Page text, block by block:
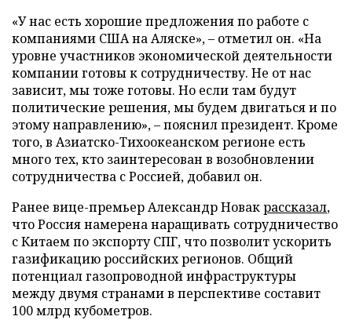
«У нас есть хорошие предложения по работе с
компаниями США на Аляске», – отметил он. «На
уровне участников экономической деятельности
компании готовы к сотрудничеству. Не от нас
зависит, мы тоже готовы. Но если там будут
политические решения, мы будем двигаться и по
этому направлению», – пояснил президент. Кроме
того, в Азиатско-Тихоокеанском регионе есть
много тех, кто заинтересован в возобновлении
сотрудничества с Россией, добавил он.
Ранее вице-премьер Александр Новакрассказал,
что Россия намерена наращивать сотрудничество
с Китаем по экспорту СПГ, что позволит ускорить
газификацию российских регионов. Общий
потенциал газопроводной инфраструктуры
между двумя странами в перспективе составит
100 млрд кубометров.